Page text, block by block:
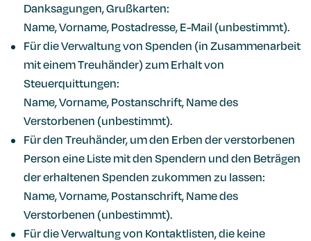
Danksagungen, Grußkarten:
Name, Vorname, Postadresse, E-Mail (unbestimmt).
Für die Verwaltung von Spenden (in Zusammenarbeit
mit einem Treuhänder) zum Erhalt von
Steuerquittungen:
Name, Vorname, Postanschrift, Name des
Verstorbenen (unbestimmt).
Für den Treuhänder, um den Erben der verstorbenen
Person eine Liste mit den Spendern und den Beträgen
der erhaltenen Spenden zukommen zu lassen:
Name, Vorname, Postanschrift, Name des
Verstorbenen (unbestimmt).
Für die Verwaltung von Kontaktlisten, die keine